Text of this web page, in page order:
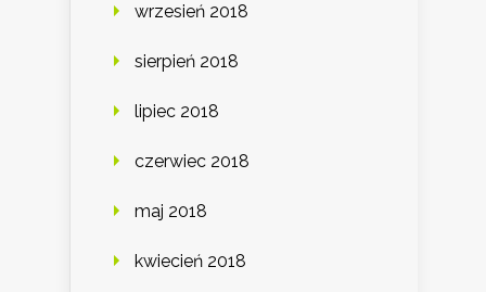
wrzesień 2018
sierpień 2018
lipiec 2018
czerwiec 2018
maj 2018
kwiecień 2018